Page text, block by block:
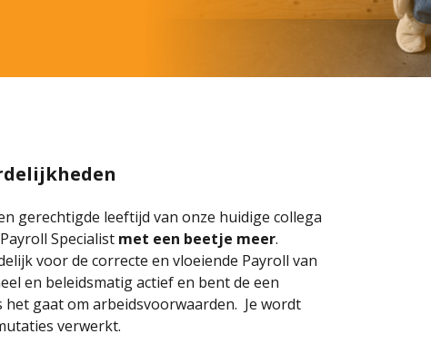
gerechtigde leeftijd van onze huidige collega
Specialist met een beetje meer.
voor de correcte en vloeiende Payroll van
en beleidsmatig actief en bent de een
gaat om arbeidsvoorwaarden. Je wordt
verwerkt.